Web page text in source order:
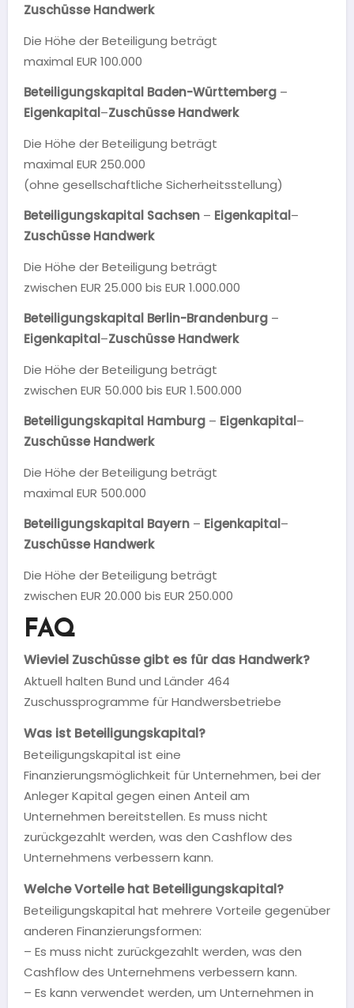
Zuschüsse Handwerk
Die Höhe der Beteiligung beträgt
maximal EUR 100.000
Beteiligungskapital Baden-Württemberg–
Eigenkapital–Zuschüsse Handwerk
Die Höhe der Beteiligung beträgt
maximal EUR 250.000
(ohne gesellschaftliche Sicherheitsstellung)
Beteiligungskapital Sachsen– Eigenkapital–
Zuschüsse Handwerk
Die Höhe der Beteiligung beträgt
zwischen EUR 25.000 bis EUR 1.000.000
Beteiligungskapital Berlin-Brandenburg–
Eigenkapital–Zuschüsse Handwerk
Die Höhe der Beteiligung beträgt
zwischen EUR 50.000 bis EUR 1.500.000
Beteiligungskapital Hamburg– Eigenkapital–
Zuschüsse Handwerk
Die Höhe der Beteiligung beträgt
maximal EUR 500.000
Beteiligungskapital Bayern– Eigenkapital–
Zuschüsse Handwerk
Die Höhe der Beteiligung beträgt
zwischen EUR 20.000 bis EUR 250.000
FAQ
Wieviel Zuschüsse gibt es für das Handwerk?
Aktuell halten Bund und Länder 464
Zuschussprogramme für Handwersbetriebe
Was ist Beteiligungskapital?
Beteiligungskapital ist eine
Finanzierungsmöglichkeit für Unternehmen, bei der
Anleger Kapital gegen einen Anteil am
Unternehmen bereitstellen. Es muss nicht
zurückgezahlt werden, was den Cashflow des
Unternehmens verbessern kann.
Welche Vorteile hat Beteiligungskapital?
Beteiligungskapital hat mehrere Vorteile gegenüber
anderen Finanzierungsformen:
– Es muss nicht zurückgezahlt werden, was den
Cashflow des Unternehmens verbessern kann.
– Es kann verwendet werden, um Unternehmen in